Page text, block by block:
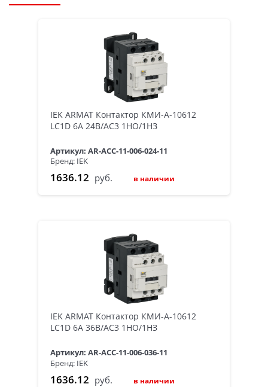
IEK ARMAT Контактор КМИ-А-10612
LC1D 6А 24В/АС3 1НО/1НЗ
Артикул: AR-ACC-11-006-024-11
Бренд: IEK
1636.12 руб. в наличии
IEK ARMAT Контактор КМИ-А-10612
LC1D 6А 36В/АС3 1НО/1НЗ
Артикул: AR-ACC-11-006-036-11
Бренд: IEK
1636.12 руб. в наличии